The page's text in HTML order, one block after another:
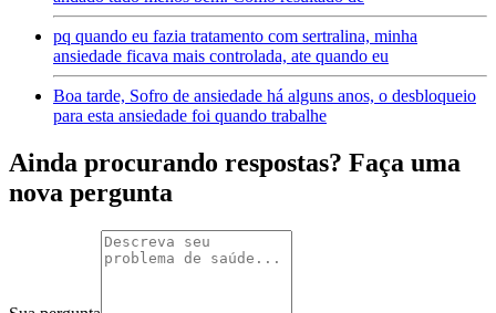
pq quando eu fazia tratamento com sertralina, minha
ansiedade ficava mais controlada, ate quando eu
Boa tarde, Sofro de ansiedade há alguns anos, o desbloqueio
para esta ansiedade foi quando trabalhe
Ainda procurando respostas? Faça uma
nova pergunta